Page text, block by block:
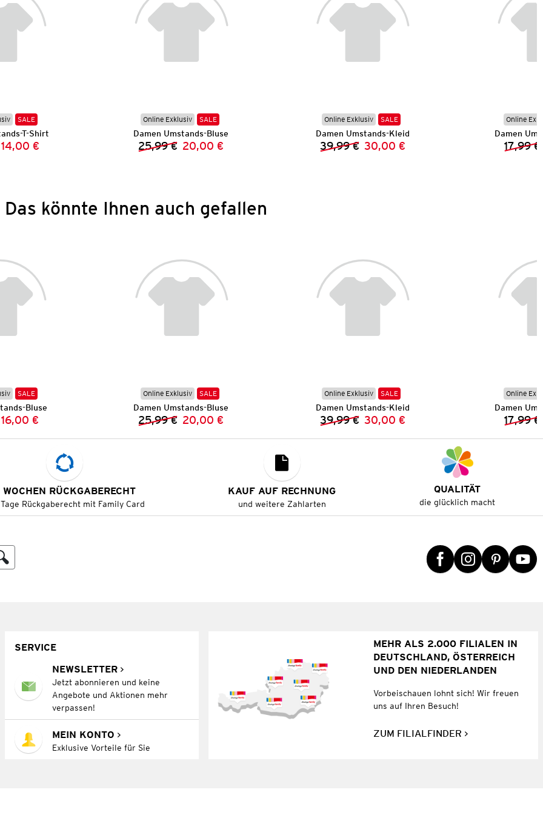
SALE
T-Shirt
Preis:
Preis:
14,00 €
Online Exklusiv SALE
Damen Umstands-Bluse
Vorheriger Preis:
25,99 € Neuer Preis:
20,00 €
Online Exklusiv SALE
Damen Umstands-Kleid
Vorheriger Preis:
39,99 € Neuer Preis:
30,00 €
Online
Damen
17,99 €
Das könnte Ihnen auch gefallen
SALE
Bluse
Preis:
Preis:
16,00 €
Online Exklusiv SALE
Damen Umstands-Bluse
Vorheriger Preis:
25,99 € Neuer Preis:
20,00 €
Online Exklusiv SALE
Damen Umstands-Kleid
Vorheriger Preis:
39,99 € Neuer Preis:
30,00 €
Online
Damen
17,99 €
RÜCKGABERECHT
Rückgaberecht mit Family Card
KAUF AUF RECHNUNG
und weitere Zahlarten
QUALITÄT
die glücklich macht
SERVICE
NEWSLETTER
Jetzt abonnieren und keine
Angebote und Aktionen mehr
verpassen!
MEIN KONTO
Exklusive Vorteile für Sie
MEHR ALS 2.000 FILIALEN IN
DEUTSCHLAND, ÖSTERREICH
UND DEN NIEDERLANDEN
Vorbeischauen lohnt sich! Wir freuen
uns auf Ihren Besuch!
ZUM FILIALFINDER